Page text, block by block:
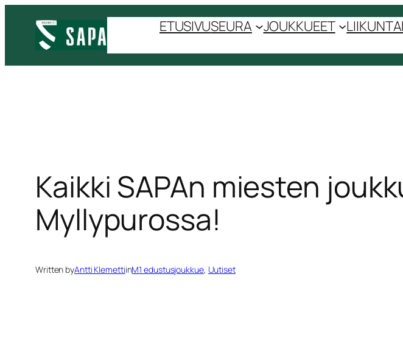
sisältöön
ETUSIVUSEURA JOUKKUEET
Kaikki SAPAn miesten
Myllypurossa!
Written byAntti KlemettiinM1 edustusjoukkue, Uutiset